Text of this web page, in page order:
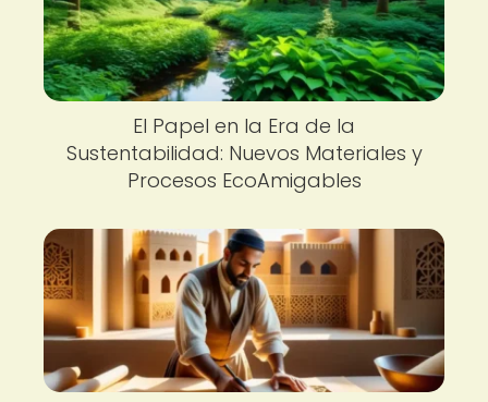
El Papel en la Era de la
Sustentabilidad: Nuevos Materiales y
Procesos EcoAmigables